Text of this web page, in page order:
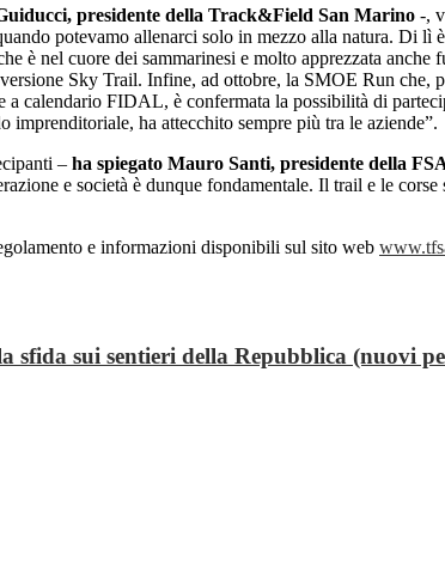
presidente della Track&Field San Marino -,
potevamo allenarci solo in mezzo alla natura. Di
è nel cuore dei sammarinesi e molto apprezzata
Sky Trail. Infine, ad ottobre, la SMOE Run che,
calendario FIDAL, è confermata la possibilità di
ha attecchito sempre più tra le aziende”.
– ha spiegato Mauro Santi, presidente della
e società è dunque fondamentale. Il trail e le
e informazioni disponibili sul sito web
sui sentieri della Repubblica (nuovi